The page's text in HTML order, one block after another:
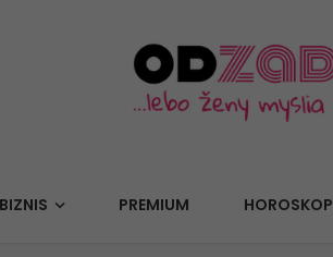
PREMIUM HOROSKOP